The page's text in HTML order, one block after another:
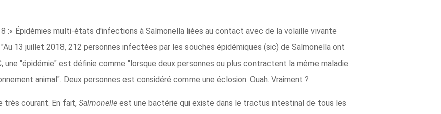
:« Épidémies multi-états d'infections à Salmonella liées au contact avec de la volaille vivante
13 juillet 2018, 212 personnes infectées par les souches épidémiques (sic) de Salmonella ont
une "épidémie" est définie comme "lorsque deux personnes ou plus contractent la même maladie
animal". Deux personnes est considéré comme une éclosion. Ouah. Vraiment ?
très courant. En fait, Salmonelle est une bactérie qui existe dans le tractus intestinal de tous les